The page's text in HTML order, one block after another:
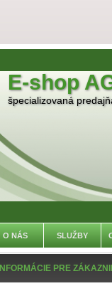
E-shop
špecializovaná
O NÁS SLUŽBY
INFORMÁCIE PRE